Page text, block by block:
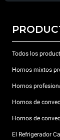
Todos los
Hornos mixtos
Hornos
Hornos de
Hornos de
El Refrigerador